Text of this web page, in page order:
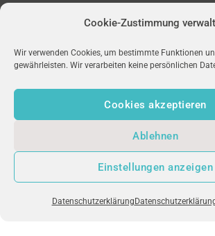
Cookie-Zustimmung
Wir verwenden Cookies, um bestimmte Funktionen
gewährleisten. Wir verarbeiten keine persönlichen
Cookies akzeptieren
Ablehnen
Einstellungen anzeigen
Datenschutzerklärung
Albert-Ludwigs-Universität
Universitätsbibliothek
Platz der Universität 2
redaktion-unicross[at]ub.uni-